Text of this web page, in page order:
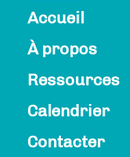
Accueil
À propos
Ressources
Calendrier
Contacter